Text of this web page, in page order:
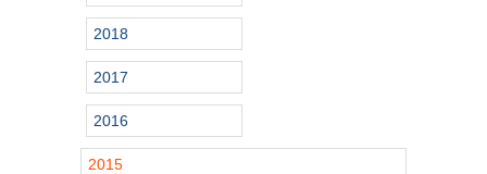
2018
2017
2016
2015